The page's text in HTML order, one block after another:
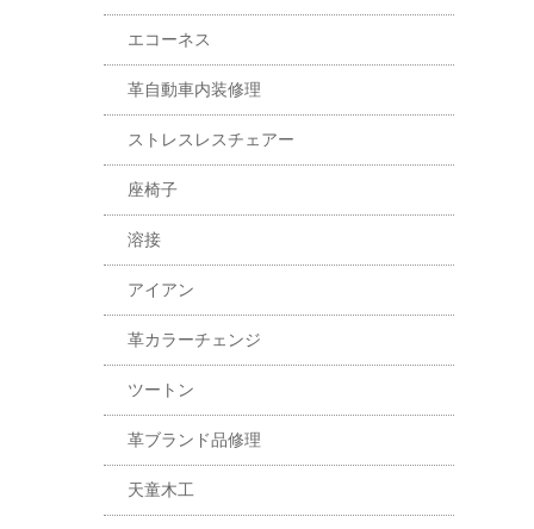
エコーネス
革自動車内装修理
ストレスレスチェアー
座椅子
溶接
アイアン
革カラーチェンジ
ツートン
革ブランド品修理
天童木工